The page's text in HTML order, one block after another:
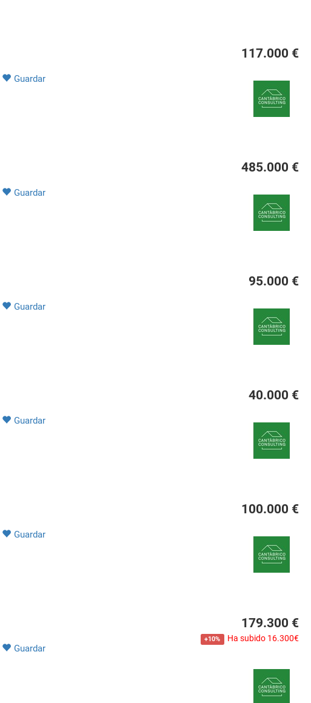
117.000 €
Guardar
485.000 €
Guardar
95.000 €
Guardar
40.000 €
Guardar
100.000 €
Guardar
179.300 €
+10% Ha subido 16.300€
Guardar